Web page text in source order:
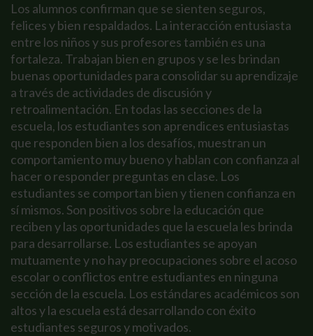
Los alumnos confirman que se sienten seguros,
felices y bien respaldados. La interacción entusiasta
entre los niños y sus profesores también es una
fortaleza. Trabajan bien en grupos y se les brindan
buenas oportunidades para consolidar su aprendizaje
a través de actividades de discusión y
retroalimentación. En todas las secciones de la
escuela, los estudiantes son aprendices entusiastas
que responden bien a los desafíos, muestran un
comportamiento muy bueno y hablan con confianza al
hacer o responder preguntas en clase. Los
estudiantes se comportan bien y tienen confianza en
sí mismos. Son positivos sobre la educación que
reciben y las oportunidades que la escuela les brinda
para desarrollarse. Los estudiantes se apoyan
mutuamente y no hay preocupaciones sobre el acoso
escolar o conflictos entre estudiantes en ninguna
sección de la escuela. Los estándares académicos son
altos y la escuela está desarrollando con éxito
estudiantes seguros y motivados.